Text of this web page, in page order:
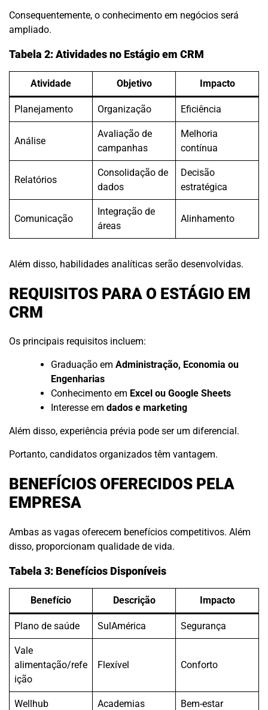
Consequentemente, o conhecimento em negócios será
ampliado.
Tabela 2: Atividades no Estágio em CRM
Atividade Objetivo Impacto
Planejamento Organização Eficiência
Análise
Avaliação de
campanhas
Melhoria
contínua
Relatórios
Consolidação de
dados
Decisão
estratégica
Comunicação
Integração de
áreas
Alinhamento
Além disso, habilidades analíticas serão desenvolvidas.
REQUISITOS PARA O ESTÁGIO EM
CRM
Os principais requisitos incluem:
Graduação em Administração, Economia ou
Engenharias
Conhecimento em Excel ou Google Sheets
Interesse em dados e marketing
Além disso, experiência prévia pode ser um diferencial.
Portanto, candidatos organizados têm vantagem.
BENEFÍCIOS OFERECIDOS PELA
EMPRESA
Ambas as vagas oferecem benefícios competitivos. Além
disso, proporcionam qualidade de vida.
Tabela 3: Benefícios Disponíveis
Benefício Descrição Impacto
Plano de saúde SulAmérica Segurança
Vale
alimentação/refe
ição
Flexível Conforto
Wellhub Academias Bem-estar